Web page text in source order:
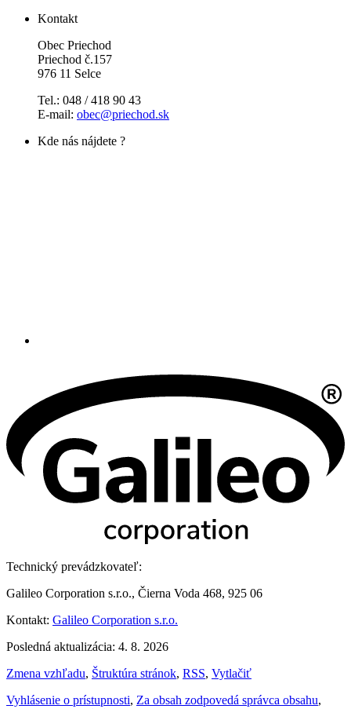
Kontakt
Obec Priechod
Priechod č.157
976 11 Selce
Tel.: 048 / 418 90 43
E-mail: obec@priechod.sk
Kde nás nájdete ?
Technický prevádzkovateľ:
Galileo Corporation s.r.o., Čierna Voda 468, 925 06
Kontakt: Galileo Corporation s.r.o.
Posledná aktualizácia: 4. 8. 2026
Zmena vzhľadu, Štruktúra stránok, RSS, Vytlačiť
Vyhlásenie o prístupnosti, Za obsah zodpovedá správca obsahu,